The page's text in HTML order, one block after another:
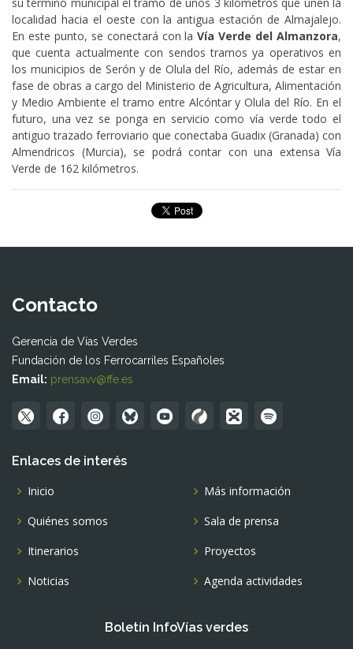
localidad hacia el oeste con la antigua estación de Almajalejo.
En este punto, se conectará con laVía Verde del Almanzora,
que cuenta actualmente con sendos tramos ya operativos en
los municipios de Serón y de Olula del Río, además de estar en
fase de obras a cargo del Ministerio de Agricultura, Alimentación
y Medio Ambiente el tramo entre Alcóntar y Olula del Río. En el
futuro, una vez se ponga en servicio como vía verde todo el
antiguo trazado ferroviario que conectaba Guadix (Granada) con
Almendricos (Murcia), se podrá contar con una extensa Vía
Verde de 162 kilómetros.
Contacto
Gerencia de Vías Verdes
Fundación de los Ferrocarriles Españoles
Email: prensavv@ffe.es
Enlaces de interés
Inicio
Quiénes somos
Itinerarios
Noticias
Más información
Sala de prensa
Proyectos
Agenda actividades
Boletín InfoVías verdes